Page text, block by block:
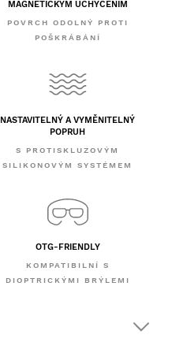
MAGNETICKÝM UCHYCENÍM
POVRCH ODOLNÝ PROTI
POŠKRÁBÁNÍ
NASTAVITELNÝ A VYMĚNITELNÝ
POPRUH
S PROTISKLUZOVÝM
SILIKONOVÝM SYSTÉMEM
OTG-FRIENDLY
KOMPATIBILNÍ S
DIOPTRICKÝMI BRÝLEMI